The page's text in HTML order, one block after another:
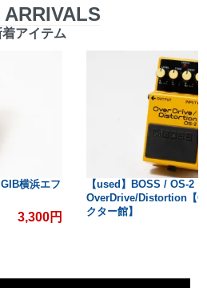
ARRIVALS
着アイテム
横浜エフ
3,300円
【used】BOSS / OS-2
OverDrive/Distortion【
クター館】